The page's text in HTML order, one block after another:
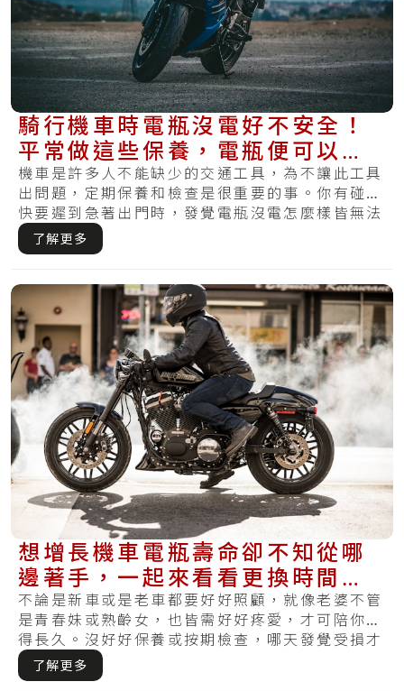
騎行機車時電瓶沒電好不安全！
平常做這些保養，電瓶便可以充
滿電力～
機車是許多人不能缺少的交通工具，為不讓此工具
出問題，定期保養和檢查是很重要的事。你有碰到
快要遲到急著出門時，發覺電瓶沒電怎麼樣皆無法
開動.....
了解更多
想增長機車電瓶壽命卻不知從哪
邊著手，一起來看看更換時間與
基礎的保養方法
不論是新車或是老車都要好好照顧，就像老婆不管
是青春妹或熟齡女，也皆需好好疼愛，才可陪你走
得長久。沒好好保養或按期檢查，哪天發覺受損才
想維.....
了解更多